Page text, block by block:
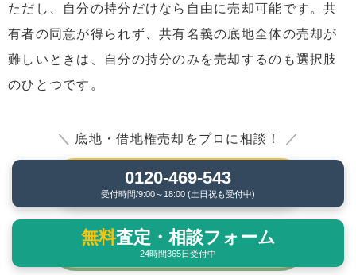
ただし、自分の持分だけなら自由に売却可能です。共
有者の同意が得られず、共有名義の底地全体の売却が
難しいときは、自分の持分のみを売却するのも選択肢
のひとつです。
＼ 底地・借地権売却をプロに相談！ ／
【無料】0120-469-543
【無料】フォームで問合せする
0120-469-543
受付時間/9:00～18:00 (土日祝も受付中)
無料査定・相談フォーム
24時間365日受付中